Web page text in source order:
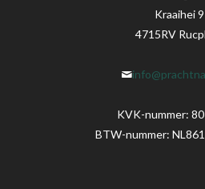
Kraaihei 9
4715RV
KVK-nummer:
BTW-nummer: